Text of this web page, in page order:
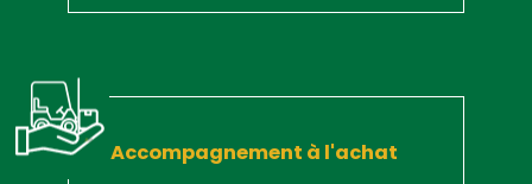
Accompagnement à l'achat